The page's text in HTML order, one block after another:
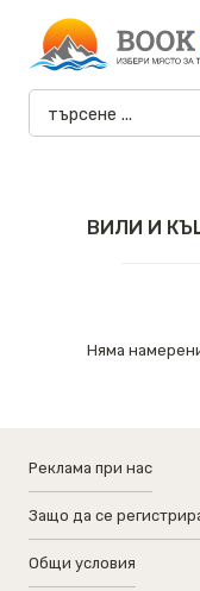
ВИЛИ И
Няма
Реклама при нас
Защо да се
Общи условия